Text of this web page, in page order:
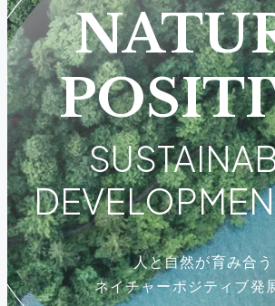
ビジョン&ターゲ
研究開発部門
社会実装部門
人と自然が育み合う
ネイチャーポジティブ発